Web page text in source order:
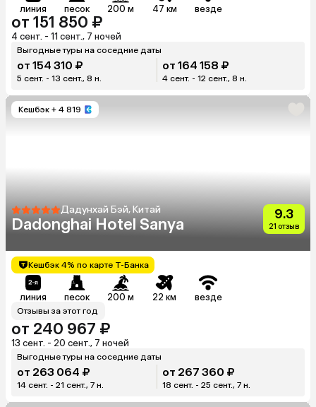
линия песок 200 м 47 км везде
от 151 850 ₽
4 сент. - 11 сент., 7 ночей
Выгодные туры на соседние даты
от 154 310 ₽
5 сент. - 13 сент., 8 н.
от 164 158 ₽
4 сент. - 12 сент., 8 н.
Кешбэк + 4 819
Дадунхай Бэй, Китай
Dadonghai Hotel Sanya
9.3
21 отзыв
Кешбэк 4% по карте Т-Банка
линия песок 200 м 22 км везде
Отзывы за этот год
от 240 967 ₽
13 сент. - 20 сент., 7 ночей
Выгодные туры на соседние даты
от 263 064 ₽
14 сент. - 21 сент., 7 н.
от 267 360 ₽
18 сент. - 25 сент., 7 н.